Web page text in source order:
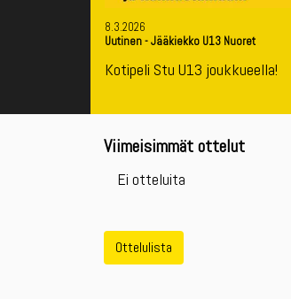
8.3.2026
Uutinen-Jääkiekko U13 Nuoret
Kotipeli Stu U13 joukkueella!
Viimeisimmät ottelut
Ei otteluita
Ottelulista